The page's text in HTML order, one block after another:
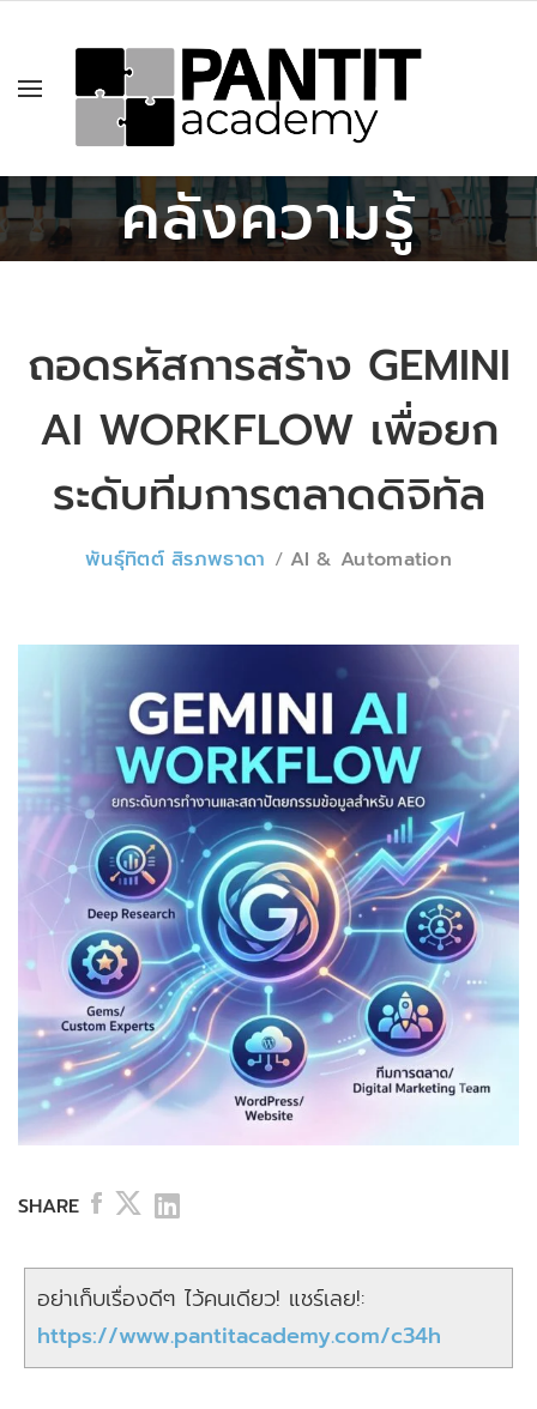
คลังความรู้
ถอดรหัสการสร้าง GEMINI
AI WORKFLOW เพื่อยก
ระดับทีมการตลาดดิจิทัล
พันธุ์ทิตต์ สิรภพธาดา AI & Automation
SHARE
อย่าเก็บเรื่องดีๆ ไว้คนเดียว! แชร์เลย!:
https://www.pantitacademy.com/c34h